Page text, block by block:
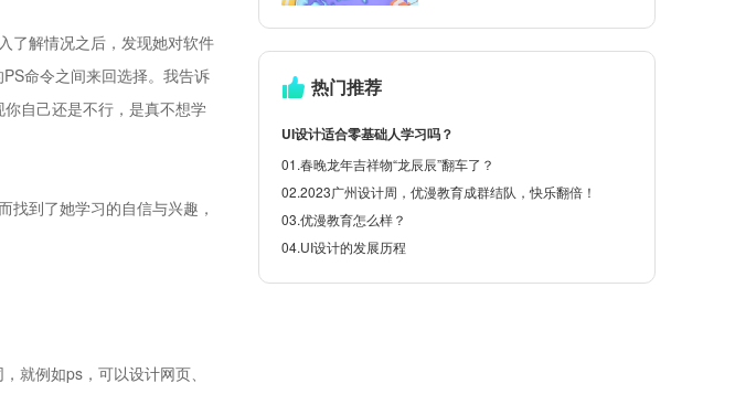
了解情况之后，发现她对软件
命令之间来回选择。我告诉
自己还是不行，是真不想学
到了她学习的自信与兴趣，
就例如ps，可以设计网页、
热门推荐
UI设计适合零基础人学习吗？
01.春晚龙年吉祥物“龙辰辰”翻车了？
02.2023广州设计周，优漫教育成群结队，快乐翻倍！
03.优漫教育怎么样？
04.UI设计的发展历程